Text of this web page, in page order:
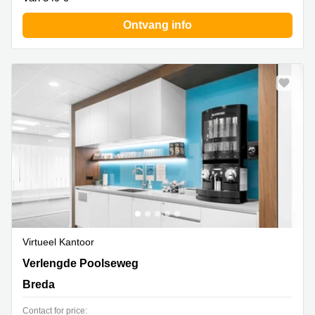
Ontvang info
Virtueel Kantoor
Verlengde Poolseweg 16, Breda
Verlengde Poolseweg
Breda
Contact for price: